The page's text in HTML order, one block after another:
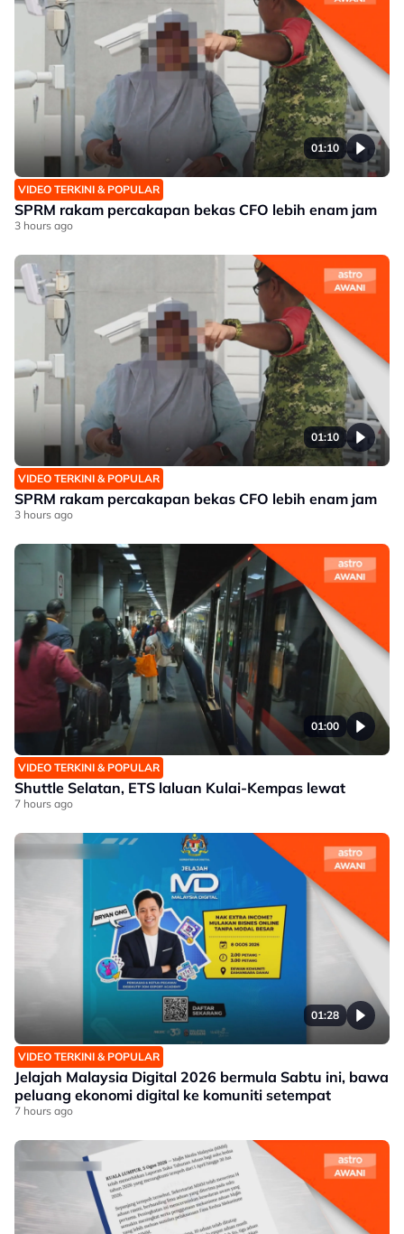
01:10
VIDEO TERKINI & POPULAR
SPRM rakam percakapan bekas CFO lebih enam jam
3 hours ago
01:10
VIDEO TERKINI & POPULAR
SPRM rakam percakapan bekas CFO lebih enam jam
3 hours ago
01:00
VIDEO TERKINI & POPULAR
Shuttle Selatan, ETS laluan Kulai-Kempas lewat
7 hours ago
01:28
VIDEO TERKINI & POPULAR
Jelajah Malaysia Digital 2026 bermula Sabtu ini, bawa
peluang ekonomi digital ke komuniti setempat
7 hours ago